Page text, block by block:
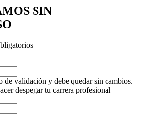
SIN
de validación y debe quedar sin cambios.
despegar tu carrera profesional